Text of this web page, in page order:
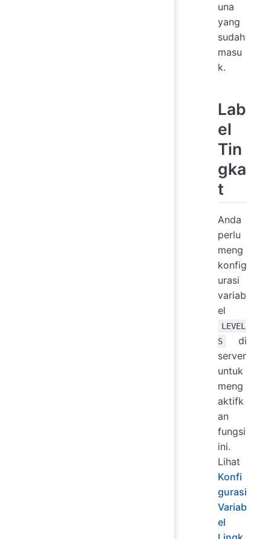
una
yang
sudah
masu
k.
Lab
el
Tin
gka
t
Anda
perlu
meng
konfig
urasi
variab
el
LEVEL
S
di
server
untuk
meng
aktifk
an
fungsi
ini.
Lihat
Konfi
gurasi
Variab
el